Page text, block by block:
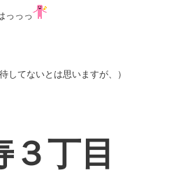
っっっ
してないとは思いますが、）
３丁目